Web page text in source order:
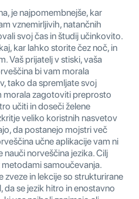
je najpomembnejše, kar
vznemirljivih, natančnih
svoj čas in študij učinkovito.
kar lahko storite čez noč, in
Vaš prijatelj v stiski, vaša
bi vam morala
tako da spremljate svoj
morala zagotoviti preprosto
učiti in doseči želene
veliko koristnih nasvetov
da postanejo mojstri več
učne aplikacije vam ni
nauči norveščina jezika. Cilj
samoučevanja.
zveze in lekcije so strukturirane
da se jezik hitro in enostavno